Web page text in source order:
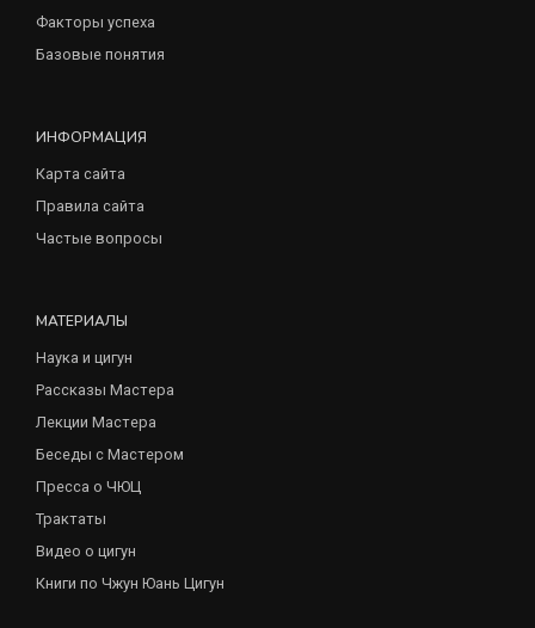
Факторы успеха
Базовые понятия
ИНФОРМАЦИЯ
Карта сайта
Правила сайта
Частые вопросы
МАТЕРИАЛЫ
Наука и цигун
Рассказы Мастера
Лекции Мастера
Беседы с Мастером
Пресса о ЧЮЦ
Трактаты
Видео о цигун
Книги по Чжун Юань Цигун